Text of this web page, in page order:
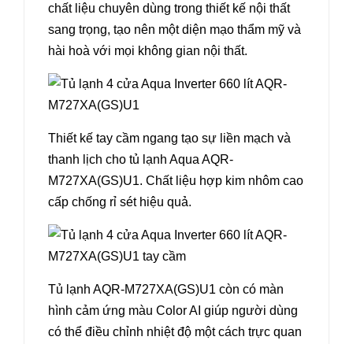
chất liệu chuyên dùng trong thiết kế nội thất
sang trọng, tạo nên một diện mạo thẩm mỹ và
hài hoà với mọi không gian nội thất.
Thiết kế tay cầm ngang tạo sự liền mạch và
thanh lịch cho tủ lạnh Aqua AQR-
M727XA(GS)U1. Chất liệu hợp kim nhôm cao
cấp chống rỉ sét hiệu quả.
Tủ lạnh AQR-M727XA(GS)U1 còn có màn
hình cảm ứng màu Color AI giúp người dùng
có thể điều chỉnh nhiệt độ một cách trực quan